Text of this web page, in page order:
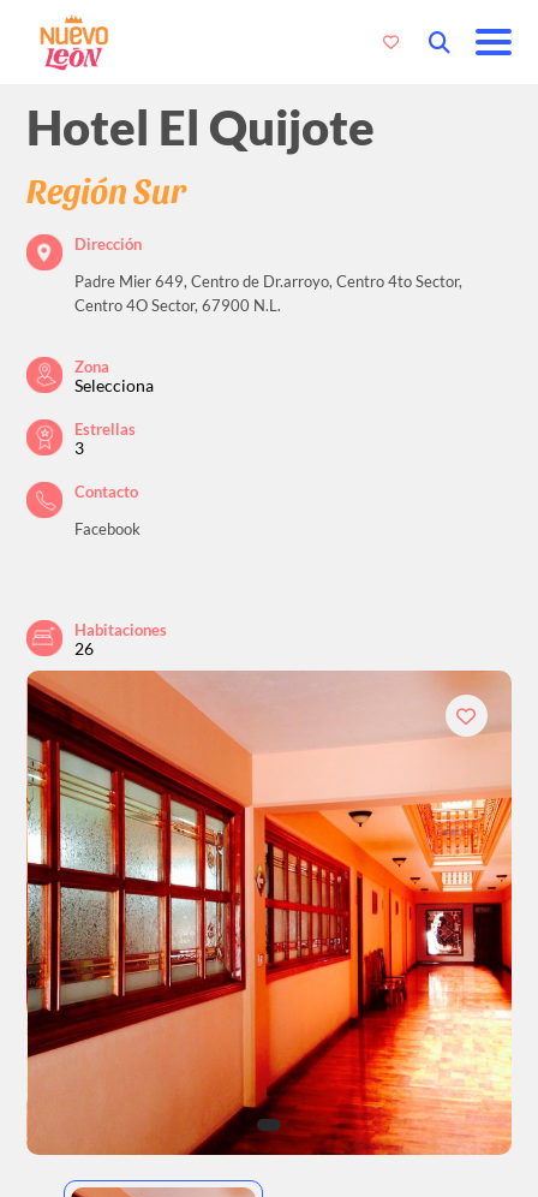
Hotel El Quijote
Región Sur
Dirección
Padre Mier 649, Centro de Dr.arroyo, Centro 4to Sector,
Centro 4O Sector, 67900 N.L.
Zona
Selecciona
Estrellas
3
Contacto
Facebook
Habitaciones
26